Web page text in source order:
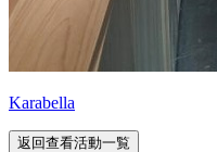
Karabella
返回查看活動一覧